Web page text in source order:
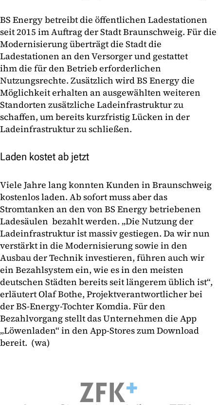
BS Energy betreibt die öffentlichen Ladestationen
seit 2015 im Auftrag der Stadt Braunschweig. Für die
Modernisierung überträgt die Stadt die
Ladestationen an den Versorger und gestattet
ihm die für den Betrieb erforderlichen
Nutzungsrechte. Zusätzlich wird BS Energy die
Möglichkeit erhalten an ausgewählten weiteren
Standorten zusätzliche Ladeinfrastruktur zu
schaffen, um bereits kurzfristig Lücken in der
Ladeinfrastruktur zu schließen.
Laden kostet ab jetzt
Viele Jahre lang konnten Kunden in Braunschweig
kostenlos laden. Ab sofort muss aber das
Stromtanken an den von BS Energy betriebenen
Ladesäulen bezahlt werden. „Die Nutzung der
Ladeinfrastruktur ist massiv gestiegen. Da wir nun
verstärkt in die Modernisierung sowie in den
Ausbau der Technik investieren, führen auch wir
ein Bezahlsystem ein, wie es in den meisten
deutschen Städten bereits seit längerem üblich ist“,
erläutert Olaf Bothe, Projektverantwortlicher bei
der BS-Energy-Tochter Komdia. Für den
Bezahlvorgang stellt das Unternehmen die App
„Löwenladen“ in den App-Stores zum Download
bereit. (wa)